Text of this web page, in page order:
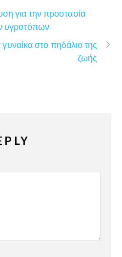
για την προστασία
υγροτόπων
στο πηδάλιο της
ζωής